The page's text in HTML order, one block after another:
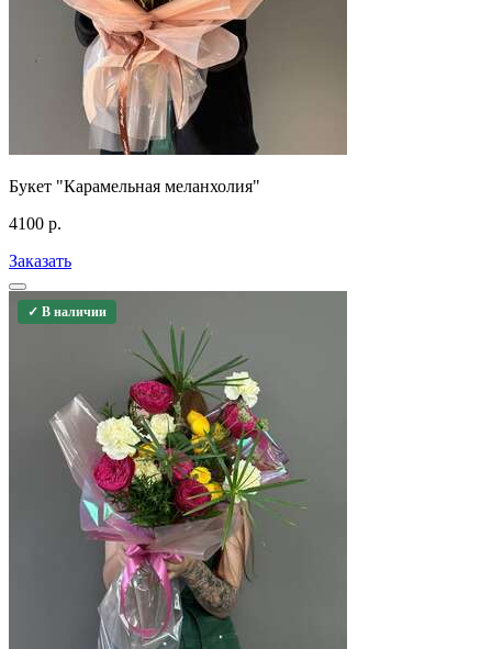
Букет "Карамельная меланхолия"
4100 р.
Заказать
✓ В наличии